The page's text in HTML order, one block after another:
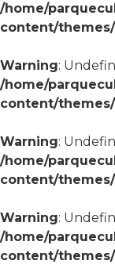
/home/
content/
Warning:
/home/
content/
Warning:
/home/
content/
Warning:
/home/
content/